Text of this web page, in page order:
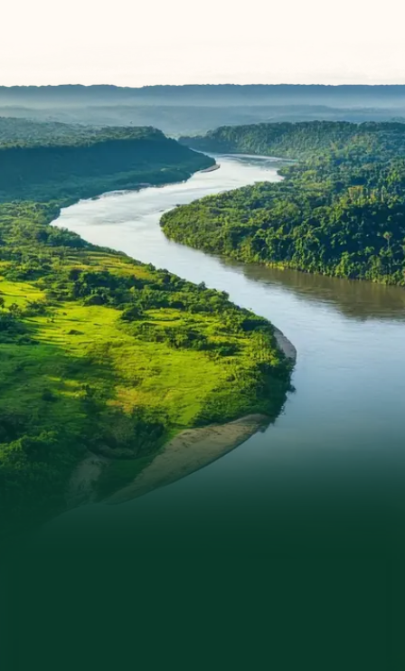
Hinsicht Teil unserer Familie war, sowie der Guide,
der uns im Nebelwald zwei Tage durch den Wald
geführt hat und ein unglaubliches Wissen und eine
beeindruckende Erfahrung hatte (leider sind wir uns
hinsichtlich seines Namens nicht ganz sicher).
Familie Braun, Berlin